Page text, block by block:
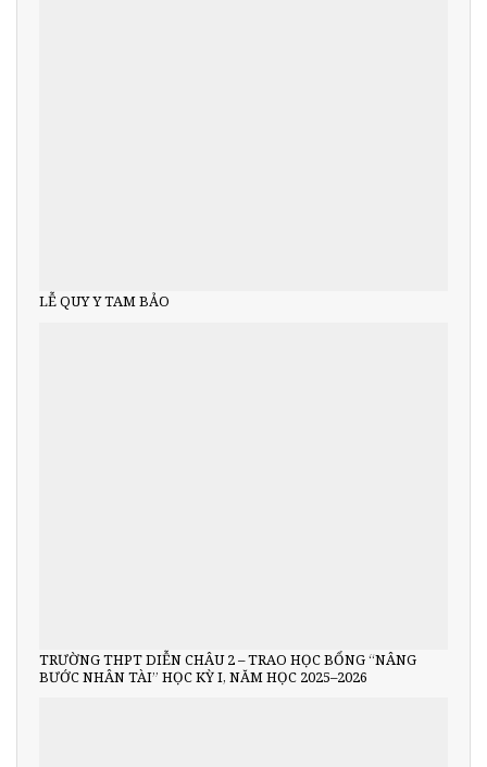
LỄ QUY Y TAM BẢO
TRƯỜNG THPT DIỄN CHÂU 2 – TRAO HỌC BỔNG “NÂNG
BƯỚC NHÂN TÀI” HỌC KỲ I, NĂM HỌC 2025–2026